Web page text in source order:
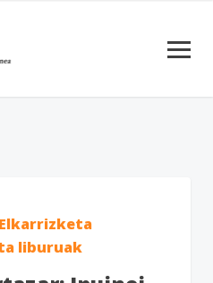
Elkarrizketa
liburuak